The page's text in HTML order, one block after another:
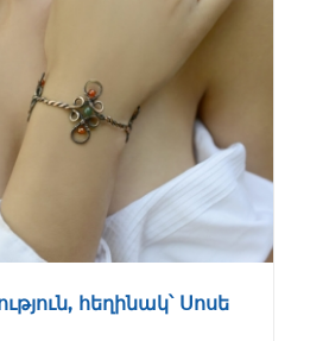
հեղինակ՝ Սոսե